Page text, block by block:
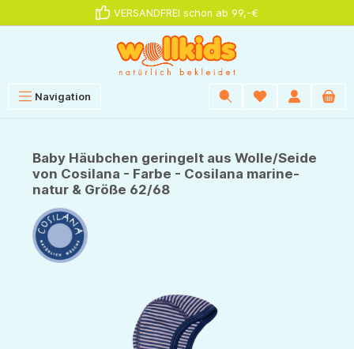
VERSANDFREI schon ab 99,-€
Navigation
Baby Häubchen geringelt aus Wolle/Seide
von Cosilana - Farbe - Cosilana marine-
natur & Größe 62/68
Bildergalerie überspringen